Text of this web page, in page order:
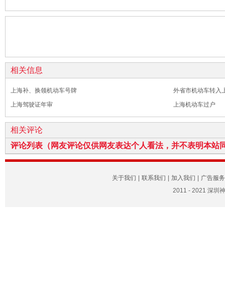
相关信息
上海补、换领机动车号牌
外省市机动车转入
上海驾驶证年审
上海机动车过户
相关评论
评论列表（网友评论仅供网友表达个人看法，并不表明本站
关于我们 联系我们 加入我们
广告服务
2011 - 2021 深圳